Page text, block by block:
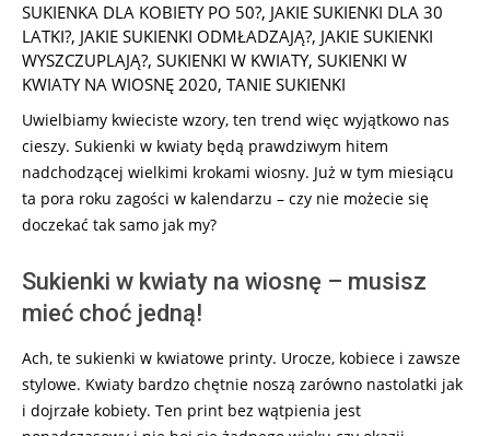
SUKIENKA DLA KOBIETY PO 50?, JAKIE SUKIENKI DLA 30
LATKI?, JAKIE SUKIENKI ODMŁADZAJĄ?, JAKIE SUKIENKI
WYSZCZUPLAJĄ?, SUKIENKI W KWIATY, SUKIENKI W
KWIATY NA WIOSNĘ 2020, TANIE SUKIENKI
Uwielbiamy kwieciste wzory, ten trend więc wyjątkowo nas
cieszy. Sukienki w kwiaty będą prawdziwym hitem
nadchodzącej wielkimi krokami wiosny. Już w tym miesiącu
ta pora roku zagości w kalendarzu – czy nie możecie się
doczekać tak samo jak my?
Sukienki w kwiaty na wiosnę – musisz
mieć choć jedną!
Ach, te sukienki w kwiatowe printy. Urocze, kobiece i zawsze
stylowe. Kwiaty bardzo chętnie noszą zarówno nastolatki jak
i dojrzałe kobiety. Ten print bez wątpienia jest